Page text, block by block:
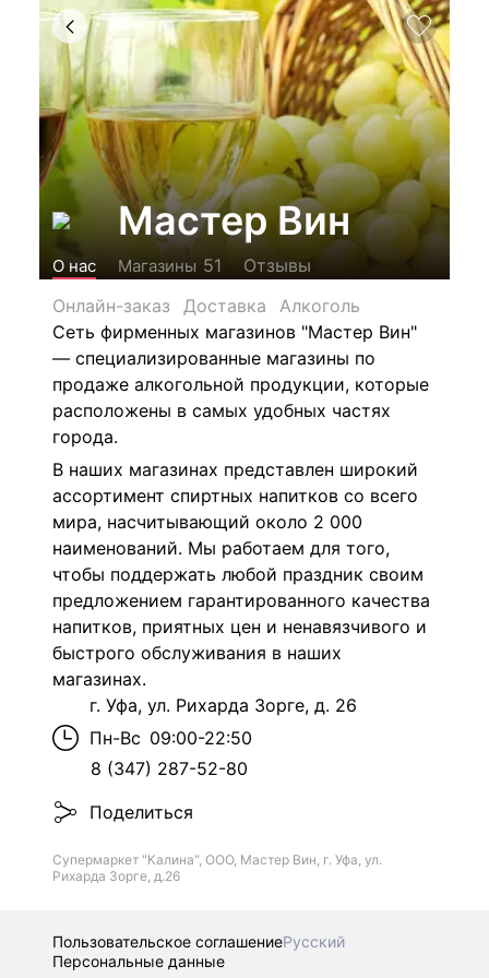
Мастер Вин
О нас Магазины 51
Отзывы
Онлайн-заказ
Доставка
Алкоголь
Сеть фирменных магазинов "Мастер Вин"
— специализированные магазины по
продаже алкогольной продукции, которые
расположены в самых удобных частях
города.
В наших магазинах представлен широкий
ассортимент спиртных напитков со всего
мира, насчитывающий около 2 000
наименований. Мы работаем для того,
чтобы поддержать любой праздник своим
предложением гарантированного качества
напитков, приятных цен и ненавязчивого и
быстрого обслуживания в наших
магазинах.
г. Уфа, ул. Рихарда Зорге, д. 26
Пн-Вс 09:00-22:50
8 (347) 287-52-80
Поделиться
Супермаркет "Калина", ООО, Мастер Вин, г. Уфа, ул.
Рихарда Зорге, д.26
Пользовательское соглашениеРусский
Персональные данные